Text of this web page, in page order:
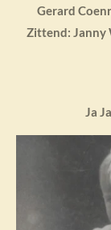
Gerard
Zittend: Janny
Ja